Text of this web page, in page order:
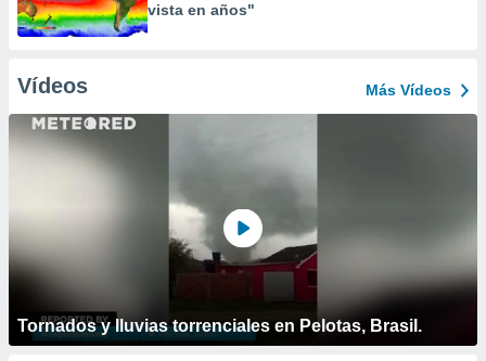
vista en años"
Vídeos Más Vídeos
Tornados y lluvias torrenciales en Pelotas, Brasil.